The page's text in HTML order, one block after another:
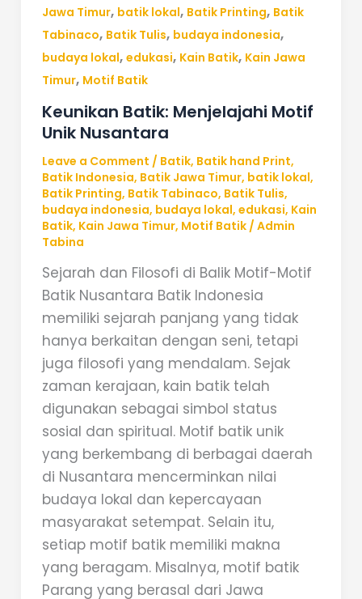
Jawa Timur, batik lokal, Batik Printing, Batik
Tabinaco, Batik Tulis, budaya indonesia,
budaya lokal, edukasi, Kain Batik, Kain Jawa
Timur, Motif Batik
Keunikan Batik: Menjelajahi Motif
Unik Nusantara
Leave a Comment / Batik, Batik hand Print,
Batik Indonesia, Batik Jawa Timur, batik lokal,
Batik Printing, Batik Tabinaco, Batik Tulis,
budaya indonesia, budaya lokal, edukasi, Kain
Batik, Kain Jawa Timur, Motif Batik/ Admin
Tabina
Sejarah dan Filosofi di Balik Motif-Motif
Batik Nusantara Batik Indonesia
memiliki sejarah panjang yang tidak
hanya berkaitan dengan seni, tetapi
juga filosofi yang mendalam. Sejak
zaman kerajaan, kain batik telah
digunakan sebagai simbol status
sosial dan spiritual. Motif batik unik
yang berkembang di berbagai daerah
di Nusantara mencerminkan nilai
budaya lokal dan kepercayaan
masyarakat setempat. Selain itu,
setiap motif batik memiliki makna
yang beragam. Misalnya, motif batik
Parang yang berasal dari Jawa